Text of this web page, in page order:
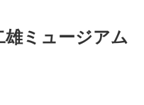
雄ミュージアム